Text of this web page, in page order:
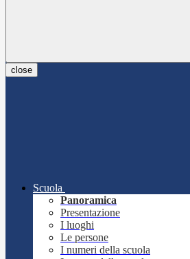
close
Scuola
Panoramica
Presentazione
I luoghi
Le persone
I numeri della scuola